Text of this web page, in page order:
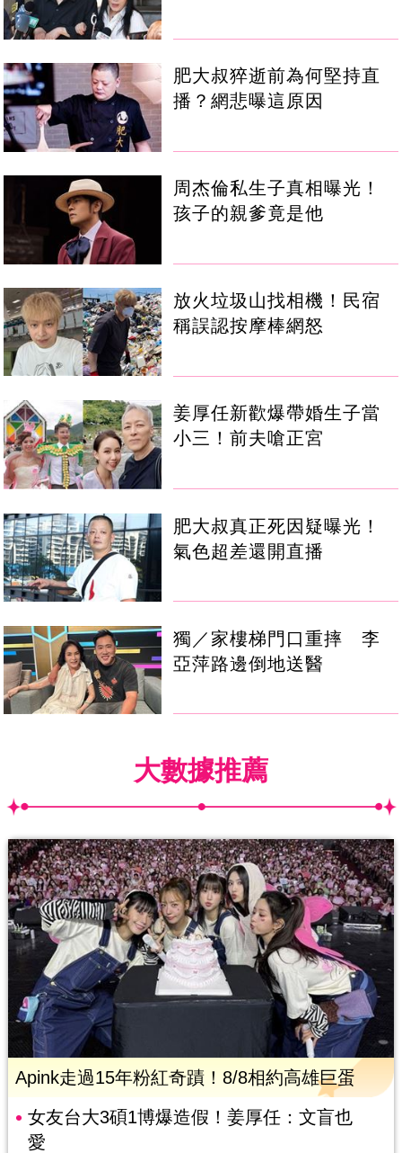
肥大叔猝逝前為何堅持直
播？網悲曝這原因
周杰倫私生子真相曝光！
孩子的親爹竟是他
放火垃圾山找相機！民宿
稱誤認按摩棒網怒
姜厚任新歡爆帶婚生子當
小三！前夫嗆正宮
肥大叔真正死因疑曝光！
氣色超差還開直播
獨／家樓梯門口重摔 李
亞萍路邊倒地送醫
大數據推薦
Apink走過15年粉紅奇蹟！8/8相約高雄巨蛋
女友台大3碩1博爆造假！姜厚任：文盲也
愛